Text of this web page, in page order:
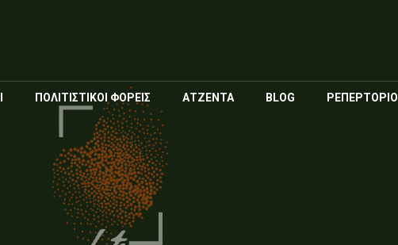
ΠΟΛΙΤΙΣΤΙΚΟΙ ΦΟΡΕΙΣ ΑΤΖΕΝΤΑ BLOG ΡΕΠΕΡΤΟΡΙΟ